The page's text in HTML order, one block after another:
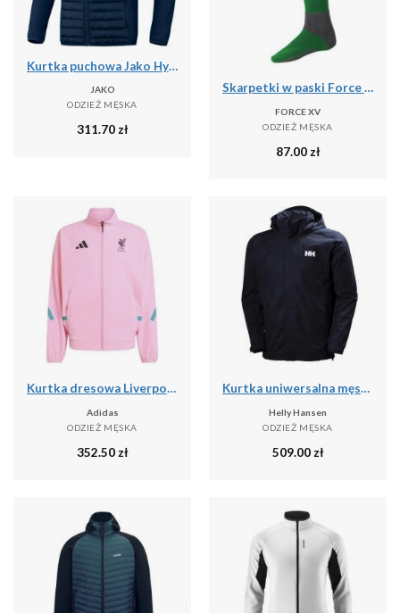
Kurtka puchowa Jako Hybride Corporate
JAKO
ODZIEŻ MĘSKA
311.70zł
Skarpetki w paski Force XV
FORCE XV
ODZIEŻ MĘSKA
87.00 zł
Kurtka dresowa Liverpool FC ZN.E. 2025/26
Adidas
ODZIEŻ MĘSKA
352.50 zł
Kurtka uniwersalna męska Helly Hansen Dubliner Jacket
Helly Hansen
ODZIEŻ MĘSKA
509.00 zł